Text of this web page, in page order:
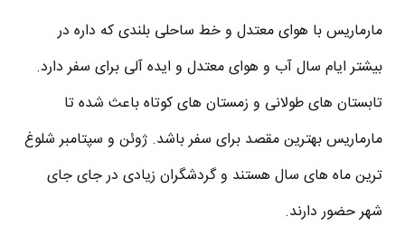
مارماریس با هوای معتدل و خط ساحلی بلندی که داره در
بیشتر ایام سال آب و هوای معتدل و ایده آلی برای سفر دارد.
تابستان های طولانی و زمستان های کوتاه باعث شده تا
مارماریس بهترین مقصد برای سفر باشد. ژوئن و سپتامبر شلوغ
ترین ماه های سال هستند و گردشگران زیادی در جای جای
شهر حضور دارند.